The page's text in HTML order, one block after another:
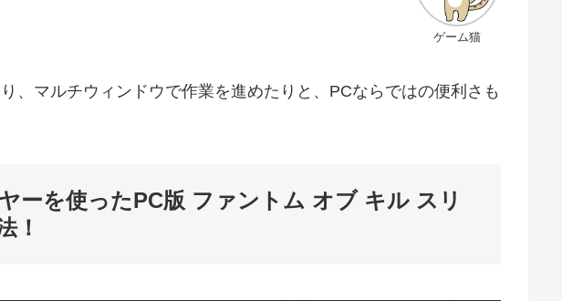
ゲーム猫
、マルチウィンドウで作業を進めたりと、PCならではの便利さも
ーを使ったPC版 ファントム オブ キル スリ
！